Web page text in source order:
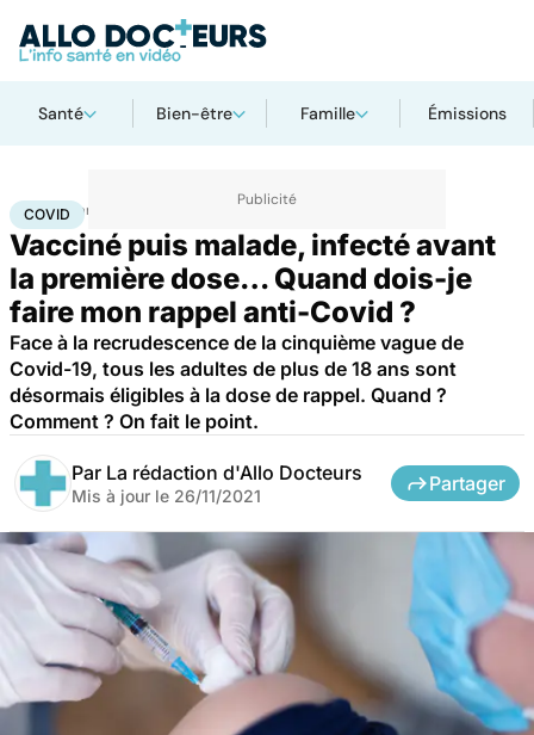
Santé Bien-être Famille Émissions
Accueil Santé
COVID
Vacciné puis malade, infecté avant
la première dose… Quand dois-je
faire mon rappel anti-Covid ?
Face à la recrudescence de la cinquième vague de
Covid-19, tous les adultes de plus de 18 ans sont
désormais éligibles à la dose de rappel. Quand ?
Comment ? On fait le point.
Par La rédaction d'Allo Docteurs
Mis à jour le 26/11/2021
Partager